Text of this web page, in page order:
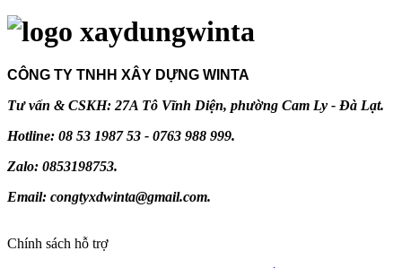
CÔNG TY TNHH XÂY DỰNG WINTA
Tư vấn & CSKH: 27A Tô Vĩnh Diện, phường Cam Ly - Đà Lạt.
Hotline: 08 53 1987 53 - 0763 988 999.
Zalo: 0853198753.
Email: congtyxdwinta@gmail.com.
Chính sách hỗ trợ